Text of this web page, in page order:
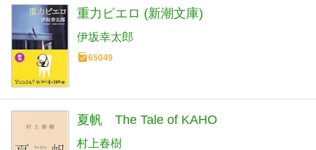
重力ピエロ (新潮文庫)
伊坂幸太郎
65049
夏帆 The Tale of KAHO
村上春樹